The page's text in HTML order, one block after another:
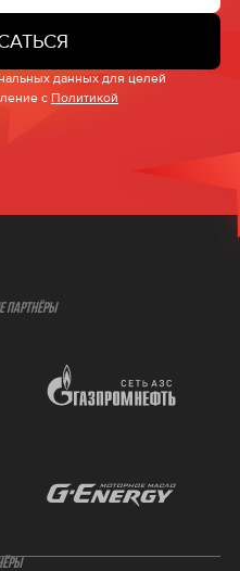
данных для целей
с Политикой
ПАРТНЁРЫ